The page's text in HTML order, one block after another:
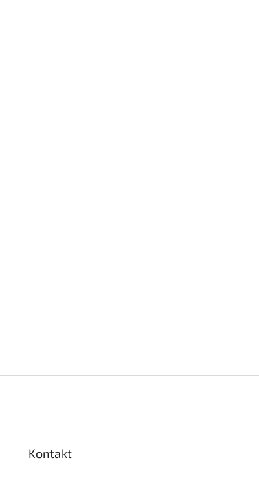
Kontakt